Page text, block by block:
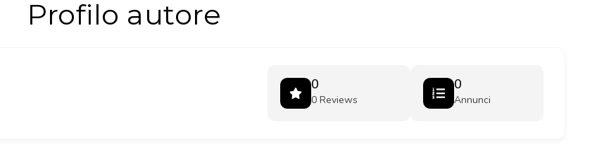
Profilo autore
0
0 Reviews
0
Annunci